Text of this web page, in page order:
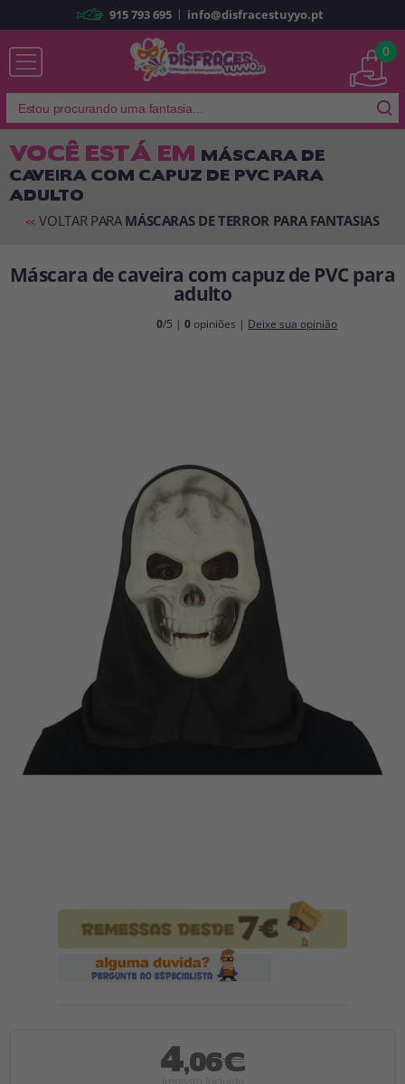
Já sou cliente
Lembrar-me Esqueceu sua senha?
ENTRAR
É a minha primeira vez
Sou novo
915 793 695 | info@disfracestuyyo.pt
0
VOCÊ ESTÁ EM MÁSCARA DE
CAVEIRA COM CAPUZ DE PVC PARA
ADULTO
<< VOLTAR PARA MÁSCARAS DE TERROR PARA FANTASIAS
Máscara de caveira com capuz de PVC para
adulto
0/5 |0 opiniões | Deixe sua opinião
4,06€